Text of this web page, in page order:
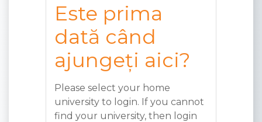
Este prima
dată când
ajungeți aici?
Please select your home
university to login. If you cannot
find your university, then login